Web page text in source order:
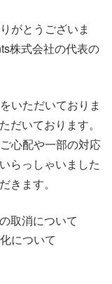
がとうございま
株式会社の代表の
いただいておりま
だいております。
心配や一部の対応
らっしゃいました
きます。
取消について
について